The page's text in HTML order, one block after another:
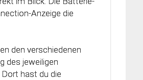
Anzeige die
den verschiedenen
des jeweiligen
hast du die
Technologie
und können optimal